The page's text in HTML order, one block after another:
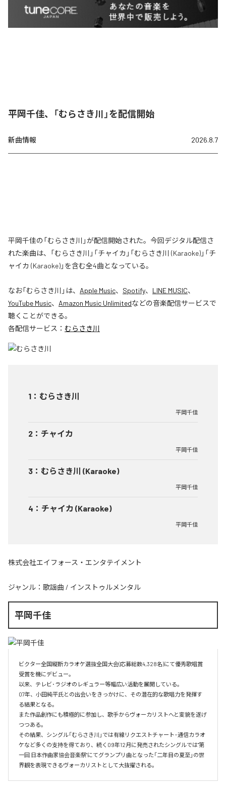
平岡千佳、「むらさき川」を配信開始
新曲情報 2026.8.7
平岡千佳の「むらさき川」が配信開始された。今回デジタル配信さ
れた楽曲は、「むらさき川」「チャイカ」「むらさき川 (Karaoke)」「チ
ャイカ (Karaoke)」を含む全4曲となっている。
なお「むらさき川 」は、 Apple Music、 Spotify、 LINE MUSIC、
YouTube Music、 Amazon Music Unlimitedなどの音楽配信サービスで
聴くことができる。
各配信サービス： むらさき川
1 ： むらさき川
平岡千佳
2 ： チャイカ
平岡千佳
3 ： むらさき川 (Karaoke)
平岡千佳
4 ： チャイカ (Karaoke)
平岡千佳
株式会社エイフォース・エンタテイメント
ジャンル： 歌謡曲 / インストゥルメンタル
平岡千佳
ビクター全国縦断カラオケ選抜全国大会(応募総数4,328名)にて優秀歌唱賞
受賞を機にデビュー。
以来、テレビ･ラジオのレギュラー等幅広い活動を展開している。
07年、小田純平氏との出会いをきっかけに、その潜在的な歌唱力を発揮す
る結果となる。
また作品創作にも積極的に参加し、歌手からヴォーカリストへと変貌を遂げ
つつある。
その結果、シングル「むらさき川」では有線リクエストチャート･通信カラオ
ケなど多くの支持を得ており、続く09年12月に発売されたシングルでは"第
一回 日本作曲家協会音楽祭"にてグランプリ曲となった「二年目の夏至」の世
界観を表現できるヴォーカリストとして大抜擢される。